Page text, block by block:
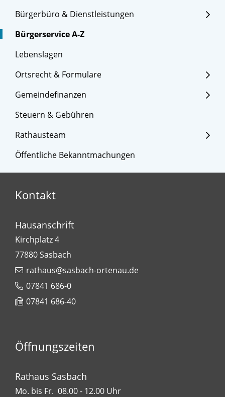
Bürgerbüro & Dienstleistungen
Bürgerservice A-Z
Lebenslagen
Ortsrecht & Formulare
Gemeindefinanzen
Steuern & Gebühren
Rathausteam
Öffentliche Bekanntmachungen
Kontakt
Hausanschrift
Kirchplatz 4
77880Sasbach
rathaus@sasbach-ortenau.de
07841 686-0
07841 686-40
Öffnungszeiten
Rathaus Sasbach
Mo. bis Fr. 08.00 - 12.00 Uhr